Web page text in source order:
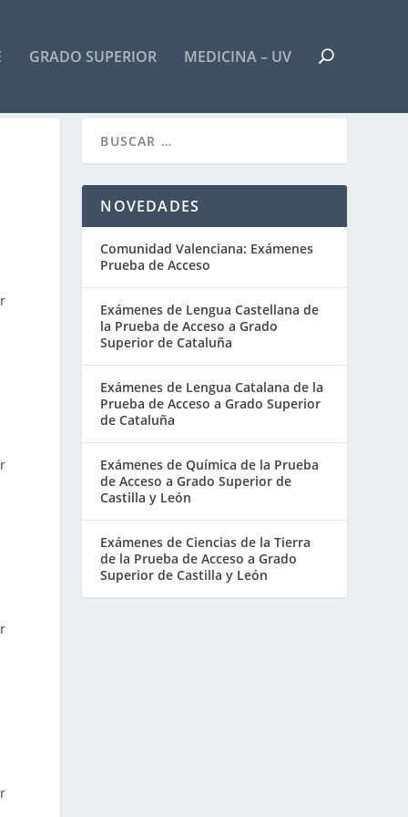
GRADO SUPERIOR MEDICINA – UV
NOVEDADES
Comunidad Valenciana: Exámenes
Prueba de Acceso
Exámenes de Lengua Castellana de
la Prueba de Acceso a Grado
Superior de Cataluña
Exámenes de Lengua Catalana de la
Prueba de Acceso a Grado Superior
de Cataluña
Exámenes de Química de la Prueba
de Acceso a Grado Superior de
Castilla y León
Exámenes de Ciencias de la Tierra
de la Prueba de Acceso a Grado
Superior de Castilla y León